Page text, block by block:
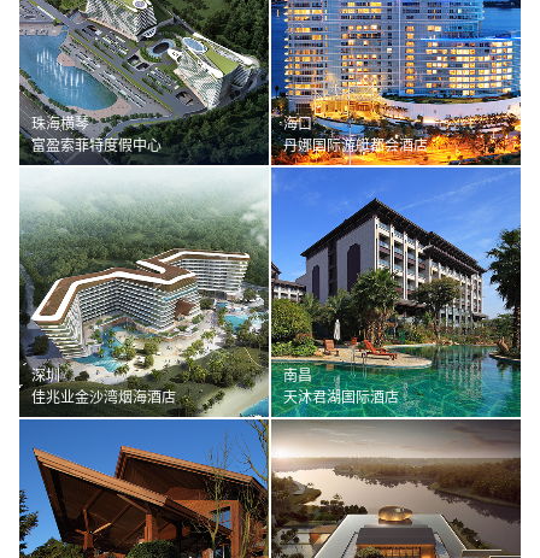
珠海横琴
富盈索菲特度假中心
海口
丹娜国际游艇都会酒店
深圳
佳兆业金沙湾烟海酒店
南昌
天沐君湖国际酒店